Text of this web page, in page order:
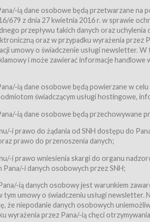
regulamin.
zasady:
Usługobiorcom Usług przez Usługodawcę,
precyzują odrębne regulaminy,
przez Usługodawcę danych osobowych
świadczy w szczególności następujące
r. o świadczeniu usług drogą elektroniczną
i odczytywania przez Usługobiorców
na odległość umów nabycia Karnetów i
na odległość umów sprzedaży w Sklepie.
świadczy Usługi drogą elektroniczną w
Nr 144, poz. 1204, z późń. zm.). Usługi
ią dane osobowe będą przetwarzane na
679 z dnia 27 kwietnia 2016 r. w sprawie
przepływu takich danych oraz
oraz w przypadku wyrażenia przez
umowy o świadczenie usługi newsletter.
i może zawierać informacje handlowe
ią dane osobowe będą powierzane w
świadczącym usługi hostingowe,
ią dane osobowe będą przechowywane
i prawo do żądania od SNH dostępu do
prawo do przenoszenia danych;
i prawo wniesienia skargi do organu
Pana/-i danych osobowych przez SNH;
ią danych osobowy jest warunkiem
tym umowy o świadczeniu usługi newsletter.
że niepodanie danych osobowych
wyrażenia przez Pana/-ią chęci